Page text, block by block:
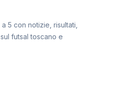
5 con notizie, risultati,
futsal toscano e